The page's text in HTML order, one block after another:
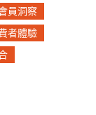
員洞察
者體驗